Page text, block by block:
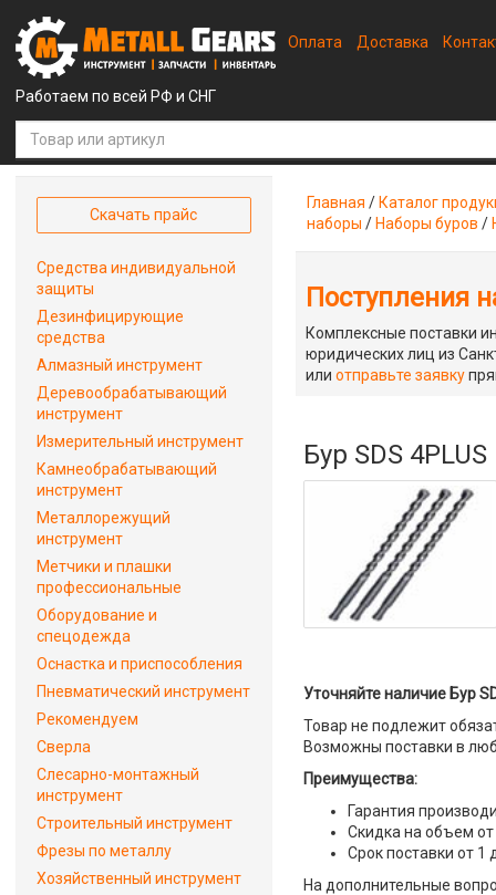
Работаем по всей РФ и СНГ
Оплата Доставка
Главная / Каталог
наборы / Наборы буров /
Поступления
Комплексные поставки
юридических лиц из
илиотправьте заявку
Бур SDS
Уточняйте наличие Бур
Товар не подлежит
Возможны поставки в
Преимущества:
Гарантия
Скидка на объем от
Срок поставки от 1
На дополнительные
Скачать прайс
Средства индивидуальной
защиты
Дезинфицирующие
средства
Алмазный инструмент
Деревообрабатывающий
инструмент
Измерительный инструмент
Камнеобрабатывающий
инструмент
Металлорежущий
инструмент
Метчики и плашки
профессиональные
Оборудование и
спецодежда
Оснастка и приспособления
Пневматический инструмент
Рекомендуем
Сверла
Слесарно-монтажный
инструмент
Строительный инструмент
Фрезы по металлу
Хозяйственный инструмент